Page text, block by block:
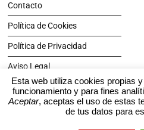
Contacto
Política de Cookies
Política de Privacidad
Aviso Legal
SÍGUENOS
Esta web utiliza cookies propias
funcionamiento y para fines
Aceptar, aceptas el uso de estas
de tus datos para